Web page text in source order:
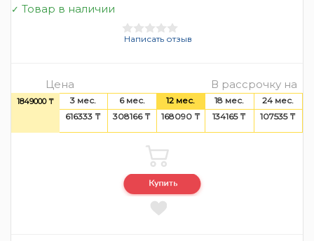
✓ Товар в наличии
Написать отзыв
Цена В рассрочку на
1849000 ₸ 3 мес. 6 мес. 12 мес. 18 мес.
24 мес.
616333 ₸
308166 ₸ 168090 ₸ 134165 ₸ 107535 ₸